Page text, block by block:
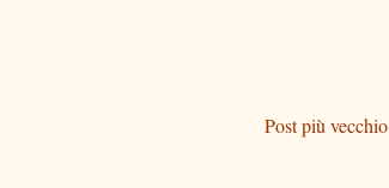
Post più vecchio